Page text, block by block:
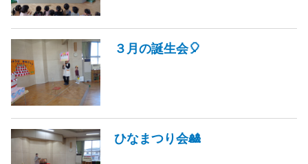
３月の誕生会🎈
ひなまつり会🎎